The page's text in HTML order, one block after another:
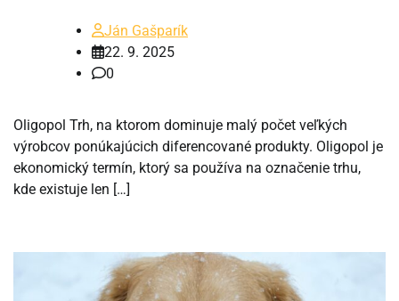
Ján Gašparík
22. 9. 2025
0
Oligopol Trh, na ktorom dominuje malý počet veľkých
výrobcov ponúkajúcich diferencované produkty. Oligopol je
ekonomický termín, ktorý sa používa na označenie trhu,
kde existuje len […]